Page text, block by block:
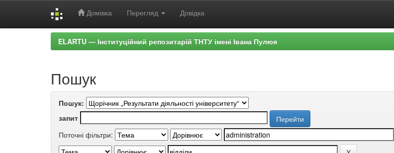
Домівка Перегляд Довідка
ELARTU — Інституційний репозитарій ТНТУ імені Івана Пулюя
Пошук
Пошук:
запит
Поточні фільтри: